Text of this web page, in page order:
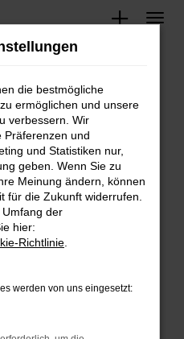
aufgetreten.
dir helfen können:
und deine
zum Beispiel deine
Seiten
die bestmögliche
ermöglichen und unsere
verbessern. Wir
Präferenzen und
und Statistiken nur,
geben. Wenn Sie zu
Meinung ändern, können
für die Zukunft widerrufen.
der
hier:
Richtlinie
werden von uns eingesetzt: